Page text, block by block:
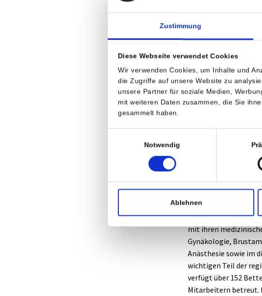
Zustimmung
Diese Webseite verwendet Cookies
Wir verwenden Cookies, um Inhalte und
die Zugriffe auf unsere Website zu
unsere Partner für soziale Medien,
mit weiteren Daten zusammen, die Sie
gesammelt haben.
Notwendig
Ablehnen
Therapieansatz.
entscheidend, die
des Patienten
ist, sollte immer
Krämer und
Krämer das Team
Patienten weiterhin
Über die Privatklinik
1985 errichtet, setzte
Standards und ein
mit ihren
Gynäkologie,
Anästhesie sowie im
wichtigen Teil der
verfügt über 152
Mitarbeitern betreut.